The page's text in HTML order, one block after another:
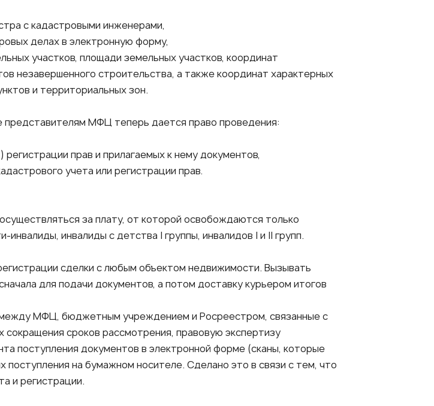
с кадастровыми инженерами,
делах в электронную форму,
участков, площади земельных участков, координат
незавершенного строительства, а также координат характерных
и территориальных зон.
МФЦ теперь дается право проведения:
прав и прилагаемых к нему документов,
учета или регистрации прав.
за плату, от которой освобождаются только
инвалиды с детства I группы, инвалидов I и II групп.
сделки с любым объектом недвижимости. Вызывать
для подачи документов, а потом доставку курьером итогов
МФЦ, бюджетным учреждением и Росреестром, связанные с
сроков рассмотрения, правовую экспертизу
поступления документов в электронной форме (сканы, которые
на бумажном носителе. Сделано это в связи с тем, что
и регистрации.